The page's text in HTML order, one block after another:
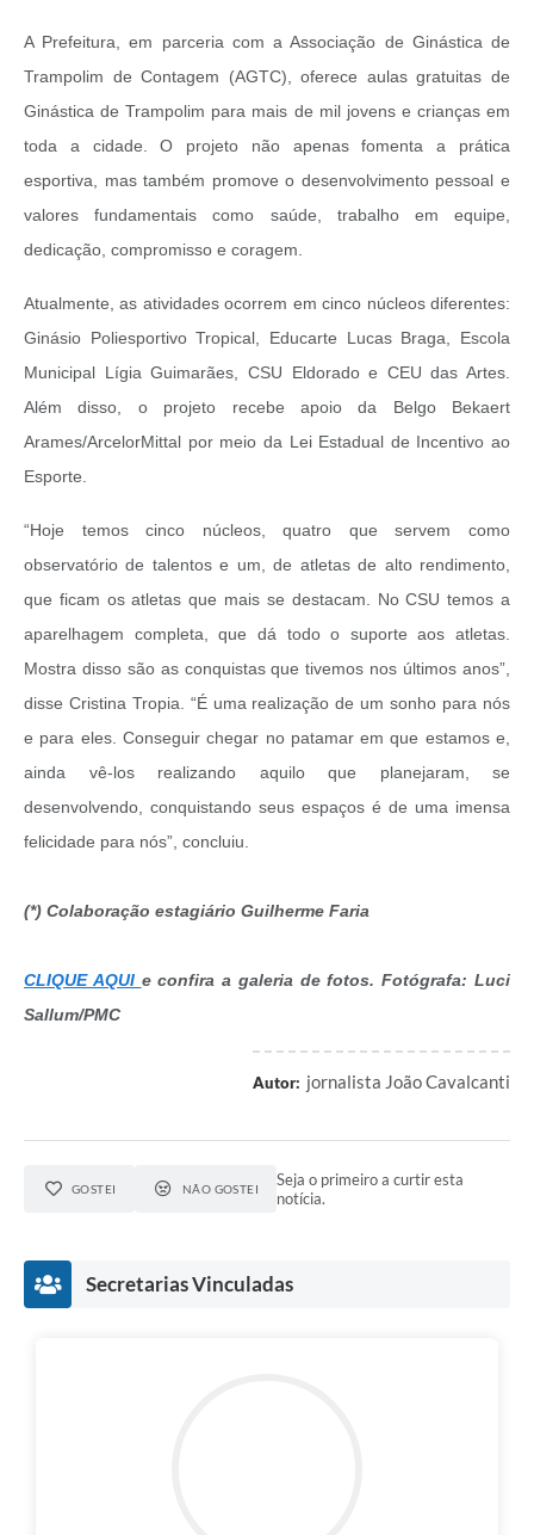
A Prefeitura, em parceria com a Associação de Ginástica de
Trampolim de Contagem (AGTC), oferece aulas gratuitas de
Ginástica de Trampolim para mais de mil jovens e crianças em
toda a cidade. O projeto não apenas fomenta a prática
esportiva, mas também promove o desenvolvimento pessoal e
valores fundamentais como saúde, trabalho em equipe,
dedicação, compromisso e coragem.
Atualmente, as atividades ocorrem em cinco núcleos diferentes:
Ginásio Poliesportivo Tropical, Educarte Lucas Braga, Escola
Municipal Lígia Guimarães, CSU Eldorado e CEU das Artes.
Além disso, o projeto recebe apoio da Belgo Bekaert
Arames/ArcelorMittal por meio da Lei Estadual de Incentivo ao
Esporte.
“Hoje temos cinco núcleos, quatro que servem como
observatório de talentos e um, de atletas de alto rendimento,
que ficam os atletas que mais se destacam. No CSU temos a
aparelhagem completa, que dá todo o suporte aos atletas.
Mostra disso são as conquistas que tivemos nos últimos anos”,
disse Cristina Tropia. “É uma realização de um sonho para nós
e para eles. Conseguir chegar no patamar em que estamos e,
ainda vê-los realizando aquilo que planejaram, se
desenvolvendo, conquistando seus espaços é de uma imensa
felicidade para nós”, concluiu.
(*) Colaboração estagiário Guilherme Faria
CLIQUE AQUI e confira a galeria de fotos. Fotógrafa: Luci
Sallum/PMC
Autor: jornalista João Cavalcanti
GOSTEI NÃO GOSTEI
Seja o primeiro a curtir esta
notícia.
Secretarias Vinculadas